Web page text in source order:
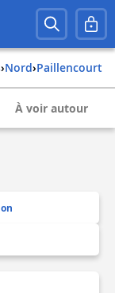
› nord› paillencourt
À voir autour